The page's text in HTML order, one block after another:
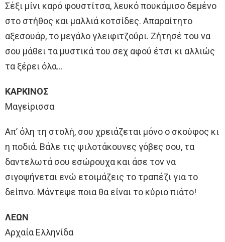
Σέξι μίνι καρό φουστίτσα, λευκό πουκάμισο δεμένο
στο στήθος και μαλλιά κοτσίδες. Απαραίτητο
αξεσουάρ, το μεγάλο γλειφιτζούρι. Ζήτησέ του να
σου μάθει τα μυστικά του σεχ αφού έτσι κι αλλιώς
τα ξέρει όλα…
ΚΑΡΚΙΝΟΣ
Μαγείρισσα
Απ’ όλη τη στολή, σου χρειάζεται μόνο ο σκούφος κι
η ποδιά. Βάλε τις ψιλοτάκουνες γόβες σου, τα
δαντελωτά σου εσώρουχα και άσε τον να
σιγοψήνεται ενώ ετοιμάζεις το τραπέζι για το
δείπνο. Μάντεψε ποια θα είναι το κύριο πιάτο!
ΛΕΩΝ
Αρχαία Ελληνίδα